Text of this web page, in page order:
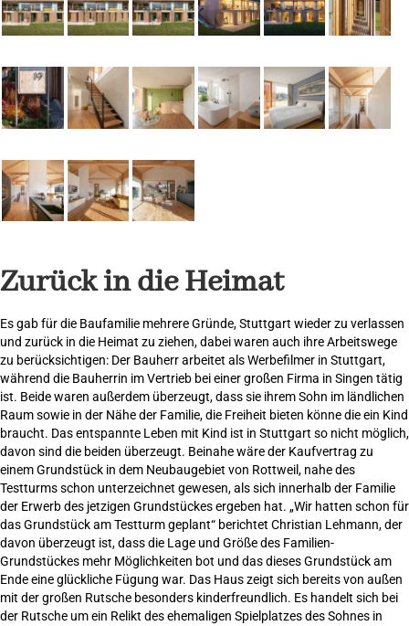
Zurück in die Heimat
Es gab für die Baufamilie mehrere Gründe, Stuttgart wieder zu verlassen
und zurück in die Heimat zu ziehen, dabei waren auch ihre Arbeitswege
zu berücksichtigen: Der Bauherr arbeitet als Werbefilmer in Stuttgart,
während die Bauherrin im Vertrieb bei einer großen Firma in Singen tätig
ist. Beide waren außerdem überzeugt, dass sie ihrem Sohn im ländlichen
Raum sowie in der Nähe der Familie, die Freiheit bieten könne die ein Kind
braucht. Das entspannte Leben mit Kind ist in Stuttgart so nicht möglich,
davon sind die beiden überzeugt. Beinahe wäre der Kaufvertrag zu
einem Grundstück in dem Neubaugebiet von Rottweil, nahe des
Testturms schon unterzeichnet gewesen, als sich innerhalb der Familie
der Erwerb des jetzigen Grundstückes ergeben hat. „Wir hatten schon für
das Grundstück am Testturm geplant“ berichtet Christian Lehmann, der
davon überzeugt ist, dass die Lage und Größe des Familien-
Grundstückes mehr Möglichkeiten bot und das dieses Grundstück am
Ende eine glückliche Fügung war. Das Haus zeigt sich bereits von außen
mit der großen Rutsche besonders kinderfreundlich. Es handelt sich bei
der Rutsche um ein Relikt des ehemaligen Spielplatzes des Sohnes in